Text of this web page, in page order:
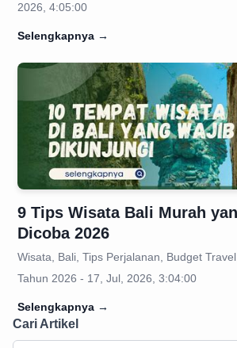
2026, 4:05:00
Selengkapnya →
9 Tips Wisata Bali Murah
Dicoba 2026
Wisata, Bali, Tips Perjalanan, Budget
Tahun 2026 - 17, Jul, 2026, 3:04:00
Selengkapnya →
Cari Artikel